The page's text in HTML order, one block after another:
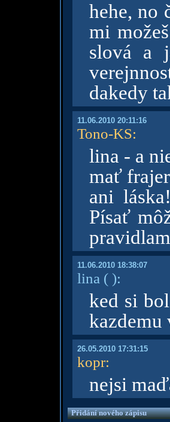
hehe, no
mi
slová a
dakedy
11.06.2010 20:11:16
Tono-KS:
lina - a
mať
ani láska!
Písať
11.06.2010 18:38:07
lina ( ):
ked si
kazdemu
26.05.2010 17:31:15
kopr:
nejsi
Přidání nového zápisu